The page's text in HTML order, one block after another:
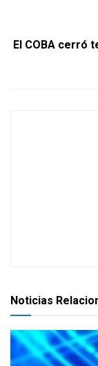
El COBA cerró
Noticias